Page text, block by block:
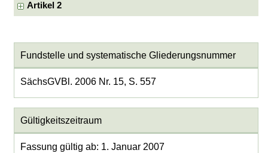
Artikel 2
Fundstelle und systematische Gliederungsnummer
SächsGVBl. 2006 Nr. 15, S. 557
Gültigkeitszeitraum
Fassung gültig ab: 1. Januar 2007